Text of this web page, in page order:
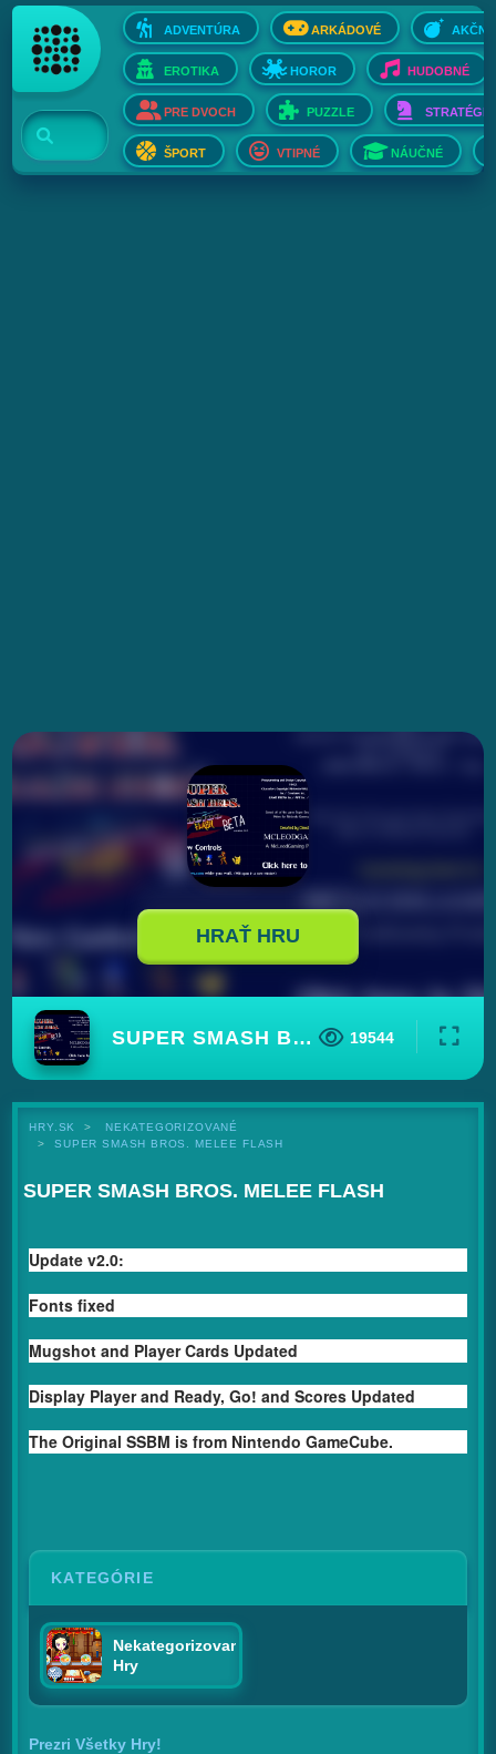
ADVENTÚRA ARKÁDOVÉ AKČNÉ
EROTIKA HOROR HUDOBNÉ
PRE DVOCH PUZZLE STRATÉGIE
ŠPORT VTIPNÉ NÁUČNÉ
HRAŤ HRU
SUPER SMASH BROS. MELEE FLASH 19544
HRY.SK
NEKATEGORIZOVANÉ
SUPER SMASH BROS. MELEE FLASH
SUPER SMASH BROS. MELEE FLASH
Update v2.0:
Fonts fixed
Mugshot and Player Cards Updated
Display Player and Ready, Go! and Scores Updated
The Original SSBM is from Nintendo GameCube.
KATEGÓRIE
Nekategorizované
Hry
Prezri Všetky Hry!